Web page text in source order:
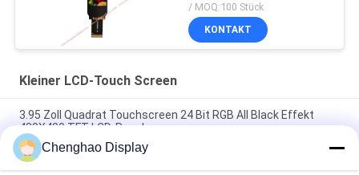
/ MOQ:100 Stück
KONTAKT
Kleiner LCD-Touch Screen
3.95 Zoll Quadrat Touchscreen 24 Bit RGB All Black Effekt
480X480 TFT LCD-Panel
3 Zoll Farb-Touchscreen-Display 800x268 Pixel 25 Pins IPS Tft
Chenghao Display